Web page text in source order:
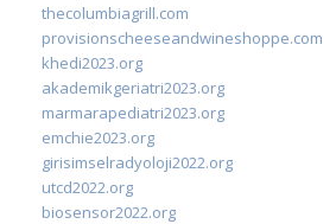
thecolumbiagrill.com
provisionscheeseandwineshoppe.com
khedi2023.org
akademikgeriatri2023.org
marmarapediatri2023.org
emchie2023.org
girisimselradyoloji2022.org
utcd2022.org
biosensor2022.org